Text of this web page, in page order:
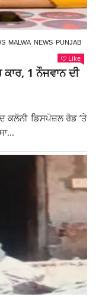
MALWA NEWS PUNJAB
Like
1 ਨੌਜਵਾਨ ਦੀ
ਕਲੋਨੀ ਡਿਸਪੋਜ਼ਲ ਰੋਡ ’ਤੇ